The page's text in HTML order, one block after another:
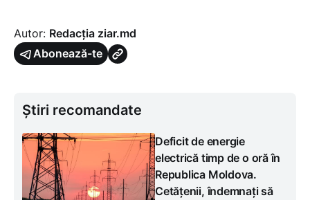
Autor: Redacția ziar.md
Abonează-te
Știri recomandate
Deficit de energie
electrică timp de o oră în
Republica Moldova.
Cetățenii, îndemnați să